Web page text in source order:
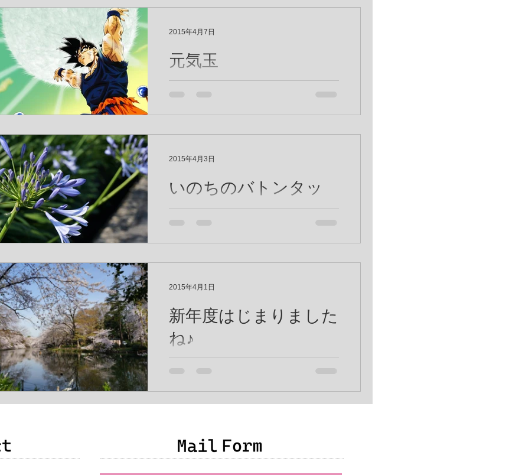
元気玉
ます。 でも、自分を見ずに、そんな自
ぁ～もともと自分だけで生きてないんだ
2015年4月7日
いのちのバトンタッ
チ
す。 ブログもとても長いですが、ご了
夫婦に起こった出来事。 2人には、3歳
と8か月の２人のかわいい息子さんがい
ます。...
2015年4月3日
新年度はじまりました
ね♪
しょうか？ 私は、昔から年始とか新年
度とか、季節や年の変わり目に、 気持
は、どんな変わり目も時間的経過の中で
2015年4月1日